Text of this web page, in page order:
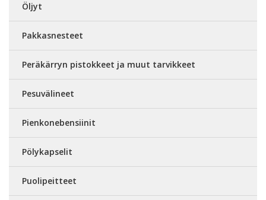
Öljyt
Pakkasnesteet
Peräkärryn pistokkeet ja muut tarvikkeet
Pesuvälineet
Pienkonebensiinit
Pölykapselit
Puolipeitteet